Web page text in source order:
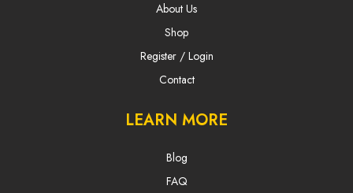
About Us
Shop
Register / Login
Contact
LEARN MORE
Blog
FAQ